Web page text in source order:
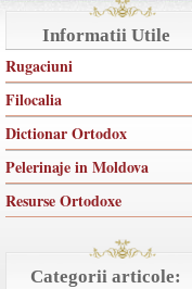
Informatii Utile
Rugaciuni
Filocalia
Dictionar Ortodox
Pelerinaje in Moldova
Resurse Ortodoxe
Categorii articole: